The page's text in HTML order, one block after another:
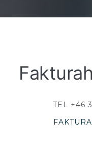
TEL +46